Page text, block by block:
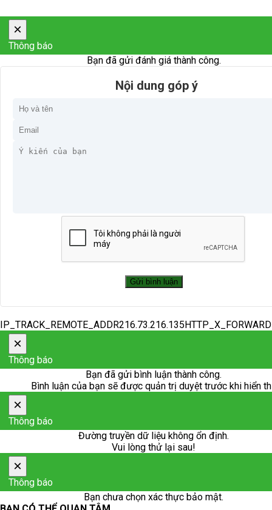
×
Thông báo
Bạn đã gửi đánh giá thành công.
Nội dung góp ý
×
Thông báo
Bạn đã gửi bình luận thành công.
Bình luận của bạn sẽ được quản trị duyệt trước khi hiển
×
Thông báo
Đường truyền dữ liệu không ổn định.
Vui lòng thử lại sau!
×
Thông báo
Bạn chưa chọn xác thực bảo mật.